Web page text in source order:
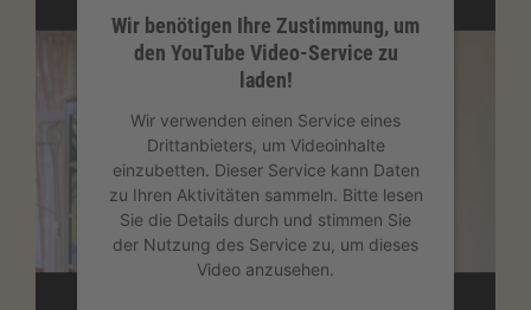
Wir benötigen Ihre Zustimmung, um
den YouTube Video-Service zu
laden!
Wir verwenden einen Service eines
Drittanbieters, um Videoinhalte
einzubetten. Dieser Service kann Daten
zu Ihren Aktivitäten sammeln. Bitte lesen
Sie die Details durch und stimmen Sie
der Nutzung des Service zu, um dieses
Video anzusehen.